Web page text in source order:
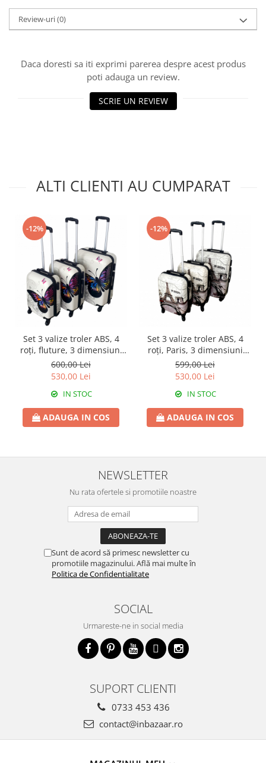
Review-uri(0)
Daca doresti sa iti exprimi parerea despre acest produs
poti adauga un review.
SCRIE UN REVIEW
ALTI CLIENTI AU CUMPARAT
-12%
Set 3 valize troler ABS, 4
roți, fluture, 3 dimensiuni
S+M+L
600,00 Lei
530,00 Lei
IN STOC
ADAUGA IN COS
-12%
Set 3 valize troler ABS, 4
roți, Paris, 3 dimensiuni
S+M+L
599,00 Lei
530,00 Lei
IN STOC
ADAUGA IN COS
NEWSLETTER
Nu rata ofertele si promotiile noastre
Sunt de acord să primesc newsletter cu
promotiile magazinului. Află mai multe în
Politica de Confidentialitate
SOCIAL
Urmareste-ne in social media
SUPORT CLIENTI
0733 453 436
contact@inbazaar.ro